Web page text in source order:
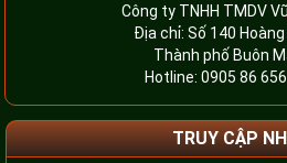
Công ty TNHH TMDV
Địa chỉ: Số 140
Thành phố Buôn
Hotline: 0905 86
TRUY CẬP